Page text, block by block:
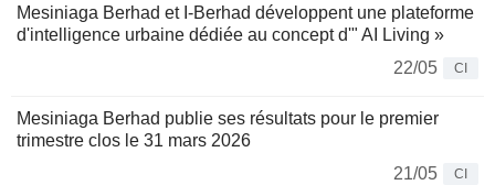
Mesiniaga Berhad et I-Berhad développent une plateforme
d'intelligence urbaine dédiée au concept d'" AI Living »
22/05
CI
Mesiniaga Berhad publie ses résultats pour le premier
trimestre clos le 31 mars 2026
21/05
CI